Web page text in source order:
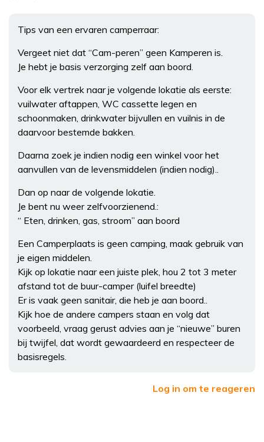
Tips van een ervaren camperraar:
Vergeet niet dat “Cam-peren” geen Kamperen is.
Je hebt je basis verzorging zelf aan boord.
Voor elk vertrek naar je volgende lokatie als eerste:
vuilwater aftappen, WC cassette legen en
schoonmaken, drinkwater bijvullen en vuilnis in de
daarvoor bestemde bakken.
Daarna zoek je indien nodig een winkel voor het
aanvullen van de levensmiddelen (indien nodig)..
Dan op naar de volgende lokatie.
Je bent nu weer zelfvoorzienend.:
“ Eten, drinken, gas, stroom” aan boord
Een Camperplaats is geen camping, maak gebruik van
je eigen middelen.
Kijk op lokatie naar een juiste plek, hou 2 tot 3 meter
afstand tot de buur-camper (luifel breedte)
Er is vaak geen sanitair, die heb je aan boord..
Kijk hoe de andere campers staan en volg dat
voorbeeld, vraag gerust advies aan je “nieuwe” buren
bij twijfel, dat wordt gewaardeerd en respecteer de
basisregels.
Log in om te reageren